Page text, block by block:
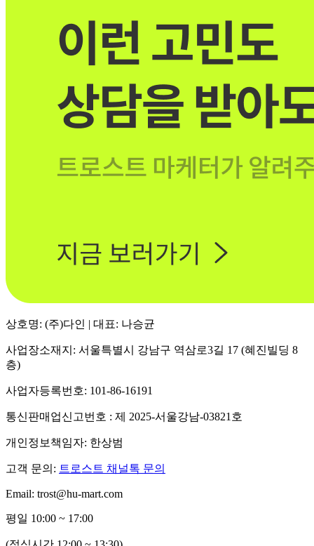
상호명: (주)다인 | 대표: 나승균
사업장소재지: 서울특별시 강남구 역삼로3길 17 (혜진빌딩 8
층)
사업자등록번호: 101-86-16191
통신판매업신고번호 : 제 2025-서울강남-03821호
개인정보책임자: 한상범
고객 문의: 트로스트 채널톡 문의
Email: trost@hu-mart.com
평일 10:00 ~ 17:00